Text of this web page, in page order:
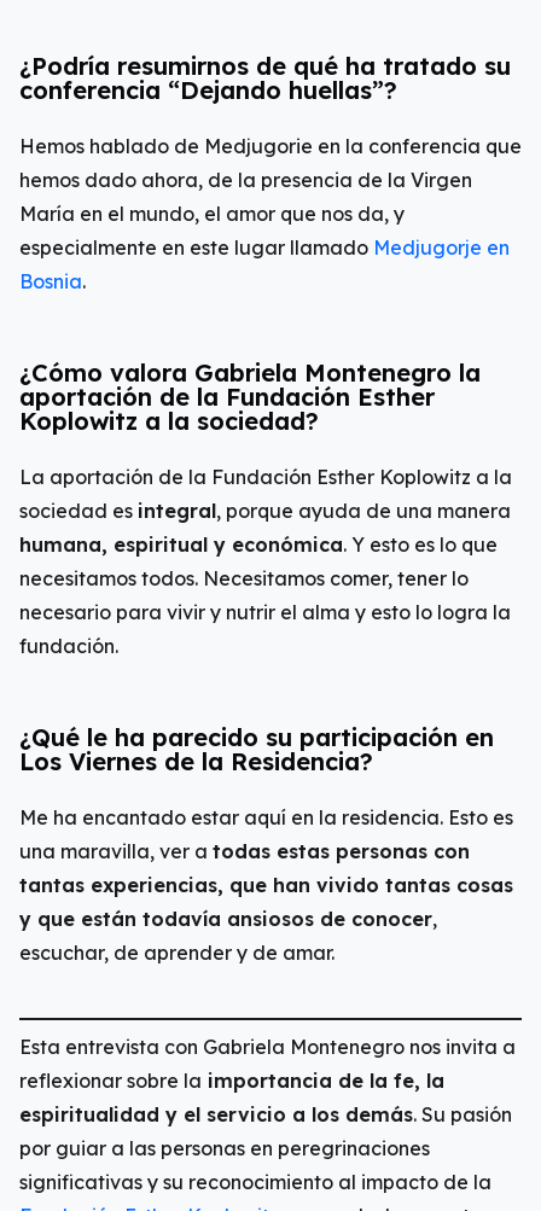
¿Podría resumirnos de qué ha tratado su
conferencia “Dejando huellas”?
Hemos hablado de Medjugorie en la conferencia que
hemos dado ahora, de la presencia de la Virgen
María en el mundo, el amor que nos da, y
especialmente en este lugar llamado Medjugorje en
Bosnia.
¿Cómo valora Gabriela Montenegro la
aportación de la Fundación Esther
Koplowitz a la sociedad?
La aportación de la Fundación Esther Koplowitz a la
sociedad es integral, porque ayuda de una manera
humana, espiritual y económica. Y esto es lo que
necesitamos todos. Necesitamos comer, tener lo
necesario para vivir y nutrir el alma y esto lo logra la
fundación.
¿Qué le ha parecido su participación en
Los Viernes de la Residencia?
Me ha encantado estar aquí en la residencia. Esto es
una maravilla, ver a todas estas personas con
tantas experiencias, que han vivido tantas cosas
y que están todavía ansiosos de conocer,
escuchar, de aprender y de amar.
Esta entrevista con Gabriela Montenegro nos invita a
reflexionar sobre la importancia de la fe, la
espiritualidad y el servicio a los demás. Su pasión
por guiar a las personas en peregrinaciones
significativas y su reconocimiento al impacto de la